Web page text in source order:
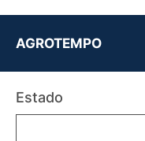
AGROTEMPO
Estado